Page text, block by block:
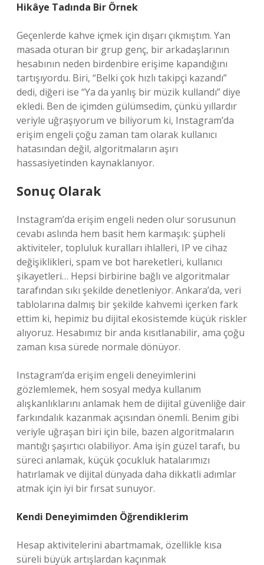
Hikâye Tadında Bir Örnek
Geçenlerde kahve içmek için dışarı çıkmıştım. Yan
masada oturan bir grup genç, bir arkadaşlarının
hesabının neden birdenbire erişime kapandığını
tartışıyordu. Biri, “Belki çok hızlı takipçi kazandı”
dedi, diğeri ise “Ya da yanlış bir müzik kullandı” diye
ekledi. Ben de içimden gülümsedim, çünkü yıllardır
veriyle uğraşıyorum ve biliyorum ki, Instagram’da
erişim engeli çoğu zaman tam olarak kullanıcı
hatasından değil, algoritmaların aşırı
hassasiyetinden kaynaklanıyor.
Sonuç Olarak
Instagram’da erişim engeli neden olur sorusunun
cevabı aslında hem basit hem karmaşık: şüpheli
aktiviteler, topluluk kuralları ihlalleri, IP ve cihaz
değişiklikleri, spam ve bot hareketleri, kullanıcı
şikayetleri… Hepsi birbirine bağlı ve algoritmalar
tarafından sıkı şekilde denetleniyor. Ankara’da, veri
tablolarına dalmış bir şekilde kahvemi içerken fark
ettim ki, hepimiz bu dijital ekosistemde küçük riskler
alıyoruz. Hesabımız bir anda kısıtlanabilir, ama çoğu
zaman kısa sürede normale dönüyor.
Instagram’da erişim engeli deneyimlerini
gözlemlemek, hem sosyal medya kullanım
alışkanlıklarını anlamak hem de dijital güvenliğe dair
farkındalık kazanmak açısından önemli. Benim gibi
veriyle uğraşan biri için bile, bazen algoritmaların
mantığı şaşırtıcı olabiliyor. Ama işin güzel tarafı, bu
süreci anlamak, küçük çocukluk hatalarımızı
hatırlamak ve dijital dünyada daha dikkatli adımlar
atmak için iyi bir fırsat sunuyor.
Kendi Deneyimimden Öğrendiklerim
Hesap aktivitelerini abartmamak, özellikle kısa
süreli büyük artışlardan kaçınmak